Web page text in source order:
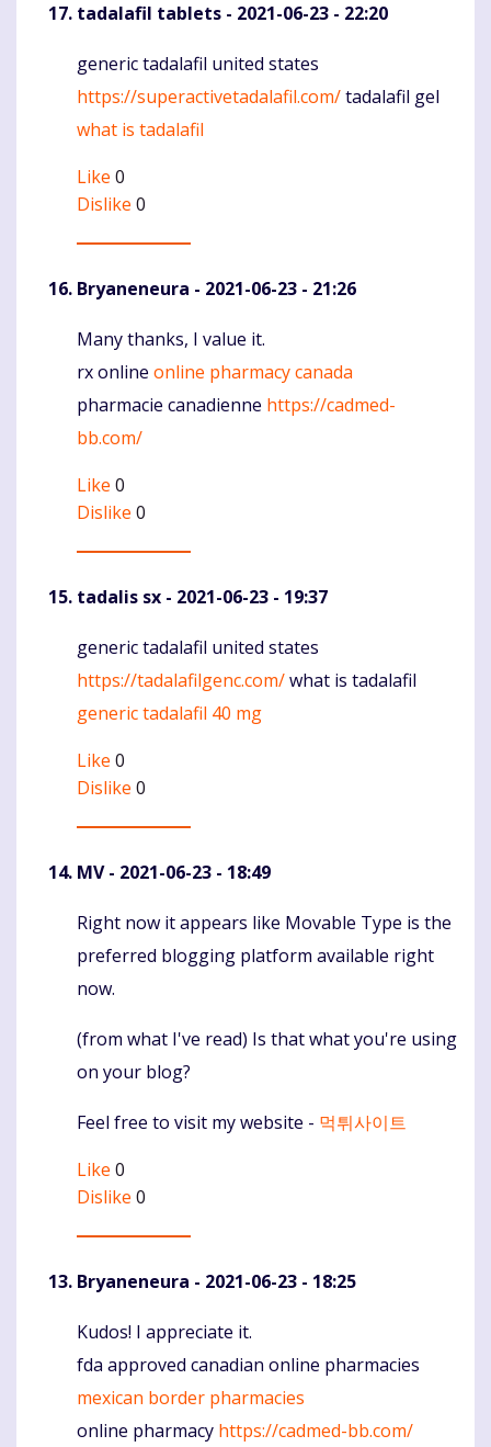
tadalafil tablets - 2021-06-23 - 22:20
Komentaras
generic tadalafil united states
https://superactivetadalafil.com/tadalafil gel
what is tadalafil
Like 0
Dislike 0
Bryaneneura - 2021-06-23 - 21:26
Komentaras
Many thanks, I value it.
rx online online pharmacy canada
pharmacie canadienne https://cadmed-
bb.com/
Like 0
Dislike 0
tadalis sx - 2021-06-23 - 19:37
Komentaras
generic tadalafil united states
https://tadalafilgenc.com/what is tadalafil
generic tadalafil 40 mg
Like 0
Dislike 0
MV- 2021-06-23 - 18:49
Komentaras
Right now it appears like Movable Type is the
preferred blogging platform available right
now.
(from what I've read) Is that what you're using
on your blog?
Feel free to visit my website - 먹튀사이트
Like 0
Dislike 0
Bryaneneura - 2021-06-23 - 18:25
Komentaras
Kudos! I appreciate it.
fda approved canadian online pharmacies
mexican border pharmacies
online pharmacy https://cadmed-bb.com/